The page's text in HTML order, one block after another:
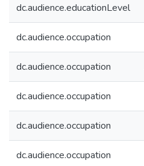
Ajuda
dc.audience.educationLevel
dc.audience.occupation
dc.audience.occupation
dc.audience.occupation
dc.audience.occupation
dc.audience.occupation